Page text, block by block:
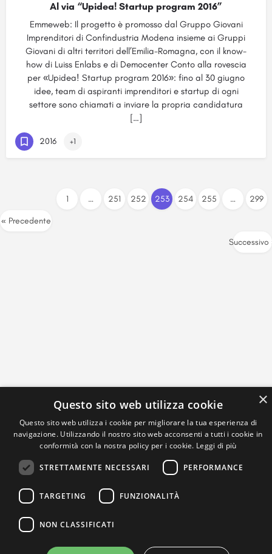
Al via “Upidea! Startup program 2016”
Emmeweb: Il progetto è promosso dal Gruppo Giovani
Imprenditori di Confindustria Modena insieme ai Gruppi
Giovani di altri territori dell’Emilia-Romagna, con il know-
how di Luiss Enlabs e di Democenter Conto alla rovescia
per «Upidea! Startup program 2016»: fino al 30 giugno
idee, team di aspiranti imprenditori e startup di ogni
settore sono chiamati a inviare la propria candidatura
[…]
2016 +1
« Precedente
1 … 251 252 253 254 255 … 299
Successivo
×
Questo sito web utilizza cookie
Questo sito web utilizza i cookie per migliorare la tua esperienza di
navigazione. Utilizzando il nostro sito web acconsenti a tutti i cookie in
conformità con la nostra policy per i cookie. Leggi di più
STRETTAMENTE NECESSARI PERFORMANCE
TARGETING FUNZIONALITÀ
NON CLASSIFICATI